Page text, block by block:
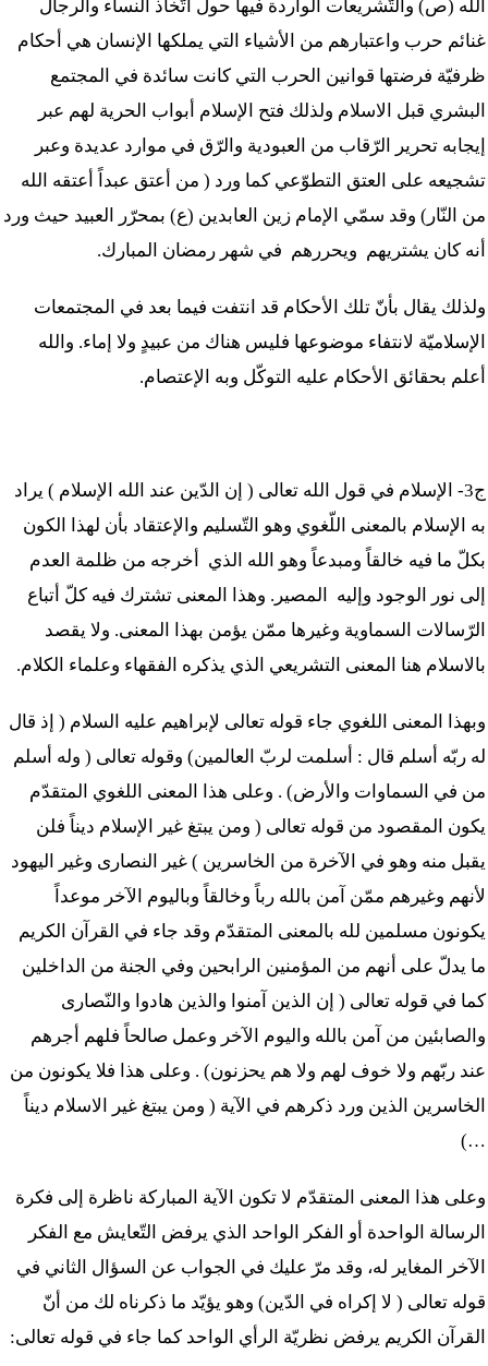
الله (ص) والتّشريعات الواردة فيها حول اتّخاذ النساء والرجال
غنائم حرب واعتبارهم من الأشياء التي يملكها الإنسان هي أحكام
ظرفيّة فرضتها قوانين الحرب التي كانت سائدة في المجتمع
البشري قبل الاسلام ولذلك فتح الإسلام أبواب الحرية لهم عبر
إيجابه تحرير الرّقاب من العبودية والرّق في موارد عديدة وعبر
تشجيعه على العتق التطوّعي كما ورد ( من أعتق عبداً أعتقه الله
من النّار) وقد سمّي الإمام زين العابدين (ع) بمحرّر العبيد حيث ورد
أنه كان يشتريهم ويحررهم في شهر رمضان المبارك.
ولذلك يقال بأنّ تلك الأحكام قد انتفت فيما بعد في المجتمعات
الإسلاميّة لانتفاء موضوعها فليس هناك من عبيدٍ ولا إماء. والله
أعلم بحقائق الأحكام عليه التوكّل وبه الإعتصام.
ج3- الإسلام في قول الله تعالى ( إن الدّين عند الله الإسلام ) يراد
به الإسلام بالمعنى اللّغوي وهو التّسليم والإعتقاد بأن لهذا الكون
بكلّ ما فيه خالقاً ومبدعاً وهو الله الذي أخرجه من ظلمة العدم
إلى نور الوجود وإليه المصير. وهذا المعنى تشترك فيه كلّ أتباع
الرّسالات السماوية وغيرها ممّن يؤمن بهذا المعنى. ولا يقصد
بالاسلام هنا المعنى التشريعي الذي يذكره الفقهاء وعلماء الكلام.
وبهذا المعنى اللغوي جاء قوله تعالى لإبراهيم عليه السلام ( إذ قال
له ربّه أسلم قال : أسلمت لربّ العالمين) وقوله تعالى ( وله أسلم
من في السماوات والأرض) . وعلى هذا المعنى اللغوي المتقدّم
يكون المقصود من قوله تعالى ( ومن يبتغ غير الإسلام ديناً فلن
يقبل منه وهو في الآخرة من الخاسرين ) غير النصارى وغير اليهود
لأنهم وغيرهم ممّن آمن بالله رباً وخالقاً وباليوم الآخر موعداً
يكونون مسلمين لله بالمعنى المتقدّم وقد جاء في القرآن الكريم
ما يدلّ على أنهم من المؤمنين الرابحين وفي الجنة من الداخلين
كما في قوله تعالى ( إن الذين آمنوا والذين هادوا والنّصارى
والصابئين من آمن بالله واليوم الآخر وعمل صالحاً فلهم أجرهم
عند ربّهم ولا خوف لهم ولا هم يحزنون) . وعلى هذا فلا يكونون من
الخاسرين الذين ورد ذكرهم في الآية ( ومن يبتغ غير الاسلام ديناً
…)
وعلى هذا المعنى المتقدّم لا تكون الآية المباركة ناظرة إلى فكرة
الرسالة الواحدة أو الفكر الواحد الذي يرفض التّعايش مع الفكر
الآخر المغاير له، وقد مرّ عليك في الجواب عن السؤال الثاني في
قوله تعالى ( لا إكراه في الدّين) وهو يؤيّد ما ذكرناه لك من أنّ
القرآن الكريم يرفض نظريّة الرأي الواحد كما جاء في قوله تعالى: